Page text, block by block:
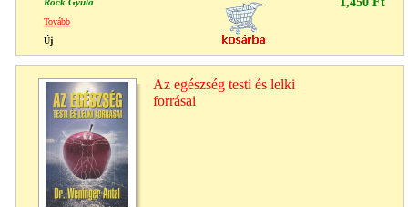
Tovább
Új
Az egészség testi és lelki
forrásai